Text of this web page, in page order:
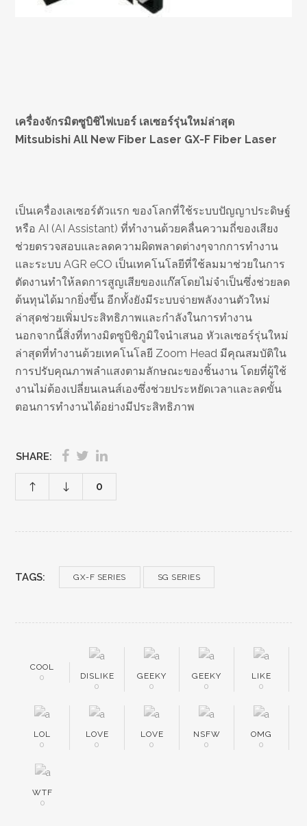
เครื่องจักรมิตซูบิชิไฟเบอร์ เลเซอร์รุ่นใหม่ล่าสุด
Mitsubishi All New Fiber Laser GX-F Fiber Laser
เป็นเครื่องเลเซอร์ตัวแรก ของโลกที่ใช้ระบบปัญญาประดิษฐ์
หรือ AI (AI Assistant) ที่ทำงานด้วยคลื่นความถี่ของเสียง
ช่วยตรวจสอบและลดความผิดพลาดต่างๆจากการทำงาน
และระบบ AGR eCO เป็นเทคโนโลยีที่ใช้ลมมาช่วยในการ
ตัดงานทำให้ลดการสูญเสียของแก๊สโดยไม่จำเป็นซึ่งช่วยลด
ต้นทุนได้มากยิ่งขึ้น อีกทั้งยังมีระบบจ่ายพลังงานตัวใหม่
ล่าสุดช่วยเพิ่มประสิทธิภาพและกำลังในการทำงาน
นอกจากนี้สิ่งที่ทางมิตซูบิชิภูมิใจนำเสนอ หัวเลเซอร์รุ่นใหม่
ล่าสุดที่ทำงานด้วยเทคโนโลยี Zoom Head มีคุณสมบัติใน
การปรับคุณภาพลำแสงตามลักษณะของชิ้นงาน โดยที่ผู้ใช้
งานไม่ต้องเปลี่ยนเลนส์เองซึ่งช่วยประหยัดเวลาและลดขั้น
ตอนการทำงานได้อย่างมีประสิทธิภาพ
SHARE:
0
TAGS: GX-F SERIES SG SERIES
COOL
0
DISLIKE
0
GEEKY
0
GEEKY
0
LIKE
0
LOL
0
LOVE
0
LOVE
0
NSFW
0
OMG
0
WTF
0